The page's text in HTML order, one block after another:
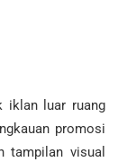
iklan luar ruang
promosi
tampilan visual